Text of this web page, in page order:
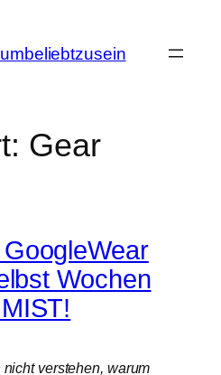
Gear
Wochen
verstehen, warum